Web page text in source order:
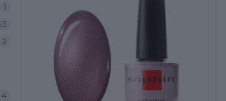
1
2
4